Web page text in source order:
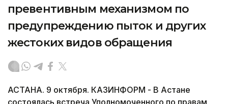
превентивным механизмом по
предупреждению пыток и других
жестоких видов обращения
АСТАНА. 9 октября. КАЗИНФОРМ - В Астане